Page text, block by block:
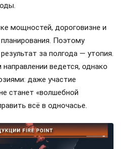
мощностей, дороговизне и
Поэтому
за полгода — утопия.
ведется, однако
даже участие
станет «волшебной
всё в одночасье.